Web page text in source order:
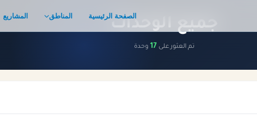
الصفحة الرئيسية المناطق المشاريع
جميع الوحدات
تم العثور على 17 وحدة